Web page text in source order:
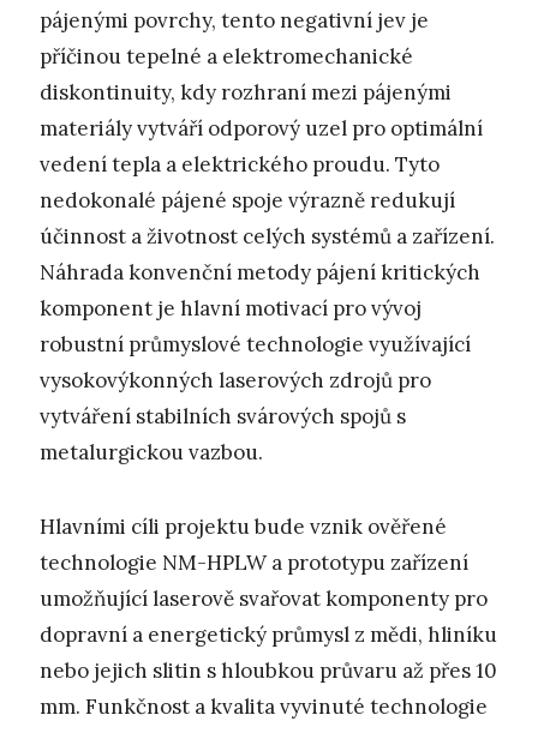
pájenými povrchy, tento negativní jev je
příčinou tepelné a elektromechanické
diskontinuity, kdy rozhraní mezi pájenými
materiály vytváří odporový uzel pro optimální
vedení tepla a elektrického proudu. Tyto
nedokonalé pájené spoje výrazně redukují
účinnost a životnost celých systémů a zařízení.
Náhrada konvenční metody pájení kritických
komponent je hlavní motivací pro vývoj
robustní průmyslové technologie využívající
vysokovýkonných laserových zdrojů pro
vytváření stabilních svárových spojů s
metalurgickou vazbou.
Hlavními cíli projektu bude vznik ověřené
technologie NM-HPLW a prototypu zařízení
umožňující laserově svařovat komponenty pro
dopravní a energetický průmysl z mědi, hliníku
nebo jejich slitin s hloubkou průvaru až přes 10
mm. Funkčnost a kvalita vyvinuté technologie